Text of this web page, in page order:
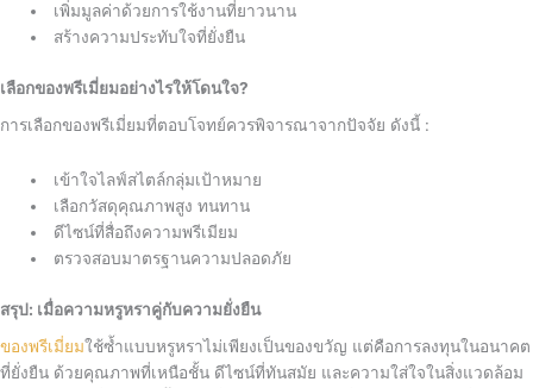
เพิ่มมูลค่าด้วยการใช้งานที่ยาวนาน
สร้างความประทับใจที่ยั่งยืน
เลือกของพรีเมี่ยมอย่างไรให้โดนใจ?
การเลือกของพรีเมี่ยมที่ตอบโจทย์ควรพิจารณาจากปัจจัย ดังนี้ :
เข้าใจไลฟ์สไตล์กลุ่มเป้าหมาย
เลือกวัสดุคุณภาพสูง ทนทาน
ดีไซน์ที่สื่อถึงความพรีเมียม
ตรวจสอบมาตรฐานความปลอดภัย
สรุป: เมื่อความหรูหราคู่กับความยั่งยืน
ของพรีเมี่ยมใช้ซ้ำแบบหรูหราไม่เพียงเป็นของขวัญ แต่คือการลงทุนในอนาคต
ที่ยั่งยืน ด้วยคุณภาพที่เหนือชั้น ดีไซน์ที่ทันสมัย และความใส่ใจในสิ่งแวดล้อม